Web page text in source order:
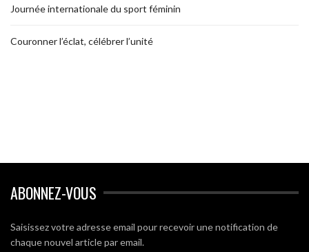
Journée internationale du sport féminin
Couronner l’éclat, célébrer l’unité
ABONNEZ-VOUS
Saisissez votre adresse email pour recevoir une notification de
chaque nouvel article par email.